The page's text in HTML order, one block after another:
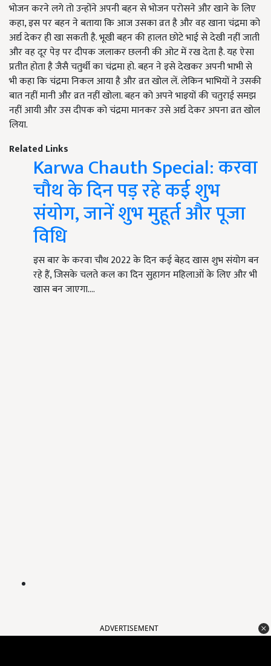
भोजन करने लगे तो उन्होंने अपनी बहन से भोजन परोसने और खाने के लिए
कहा, इस पर बहन ने बताया कि आज उसका व्रत है और वह खाना चंद्रमा को
अर्द्य देकर ही खा सकती है. भूखी बहन की हालत छोटे भाई से देखी नहीं जाती
और वह दूर पेड़ पर दीपक जलाकर छलनी की ओट में रख देता है. यह ऐसा
प्रतीत होता है जैसै चतुर्थी का चंद्रमा हो. बहन ने इसे देखकर अपनी भाभी से
भी कहा कि चंद्रमा निकल आया है और व्रत खोल लें. लेकिन भाभियों ने उसकी
बात नहीं मानी और व्रत नहीं खोला. बहन को अपने भाइयों की चतुराई समझ
नहीं आयी और उस दीपक को चंद्रमा मानकर उसे अर्द्य देकर अपना व्रत खोल
लिया.
Related Links
Karwa Chauth Special: करवा
चौथ के दिन पड़ रहे कई शुभ
संयोग, जानें शुभ मुहूर्त और पूजा
विधि
इस बार के करवा चौथ 2022 के दिन कई बेहद खास शुभ संयोग बन
रहे हैं, जिसके चलते कल का दिन सुहागन महिलाओं के लिए और भी
खास बन जाएगा.…
ADVERTISEMENT